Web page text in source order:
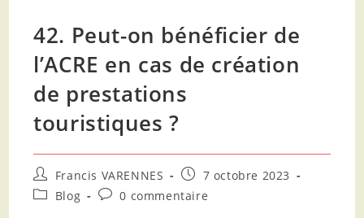
42. Peut-on bénéficier de
l’ACRE en cas de création
de prestations
touristiques ?
Francis VARENNES
7 octobre 2023
Blog
0 commentaire